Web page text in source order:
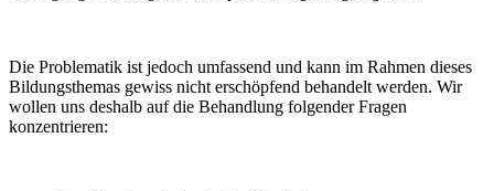
Die Problematik ist jedoch umfassend und kann im Rahmen dieses
Bildungsthemas gewiss nicht erschöpfend behandelt werden. Wir
wollen uns deshalb auf die Behandlung folgender Fragen
konzentrieren: